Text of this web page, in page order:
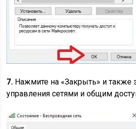
7. Нажмите на «Закрыть» и также
управления сетями и общим